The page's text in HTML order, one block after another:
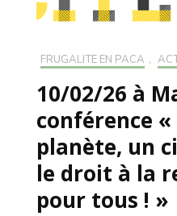
FRUGALITÉ EN PACA ,
10/02/26 à
conférence «
planète, un
le droit à la
pour tous ! »